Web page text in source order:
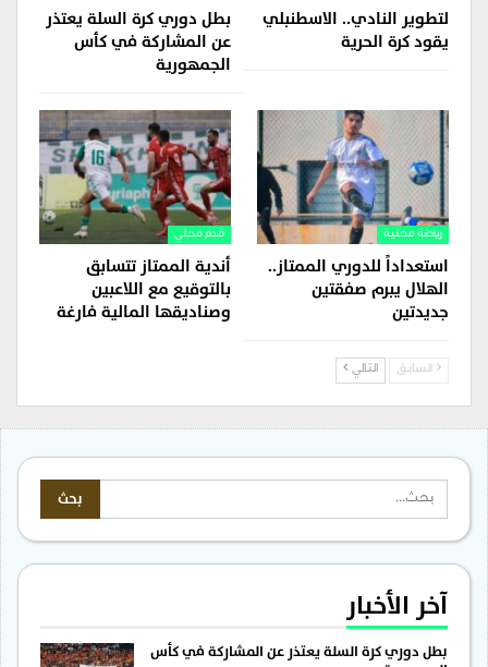
لتطوير النادي.. الاسطنبلي
يقود كرة الحرية
بطل دوري كرة السلة يعتذر
عن المشاركة في كأس
الجمهورية
رياضة محلية
استعداداً للدوري الممتاز..
الهلال يبرم صفقتين
جديدتين
قدم محلي
أندية الممتاز تتسابق
بالتوقيع مع اللاعبين
وصناديقها المالية فارغة
السابق التالي
آخر الأخبار
بطل دوري كرة السلة يعتذر عن المشاركة في كأس